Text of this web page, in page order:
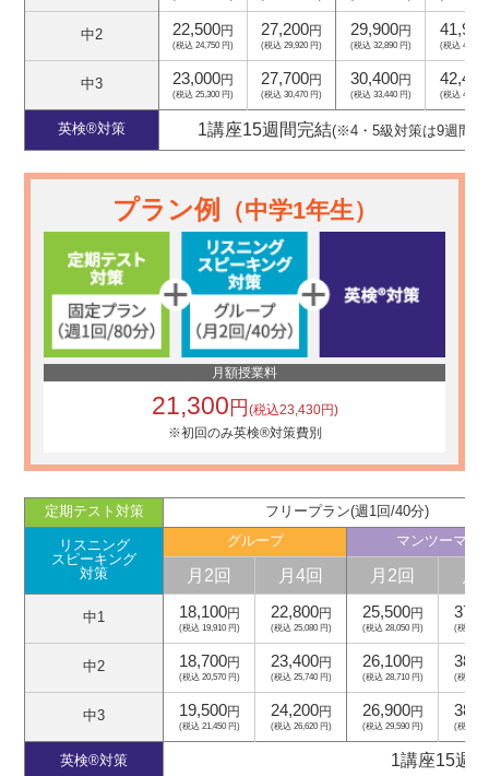
中2 22,500円
(税込 24,750 円)
27,200円
(税込 29,920 円)
29,900円
(税込 32,890 円)
41,900
(税込 46,090
中3 23,000円
(税込 25,300 円)
27,700円
(税込 30,470 円)
30,400円
(税込 33,440 円)
42,400
(税込 46,640
英検®対策 1講座15週間完結(※4・5級対策は9週間)
プラン例 （中学1年生）
月額授業料
21,300円(税込23,430円)
※初回のみ英検®対策費別
定期テスト対策 フリープラン(週1回/40分)
リスニング
スピーキング
対策
グループ マンツーマン
月2回 月4回 月2回
中1 18,100円
(税込 19,910 円)
22,800円
(税込 25,080 円)
25,500円
(税込 28,050 円) (税込
中2 18,700円
(税込 20,570 円)
23,400円
(税込 25,740 円)
26,100円
(税込 28,710 円) (税込
中3 19,500円
(税込 21,450 円)
24,200円
(税込 26,620 円)
26,900円
(税込 29,590 円) (税込
英検®対策 1講座15週